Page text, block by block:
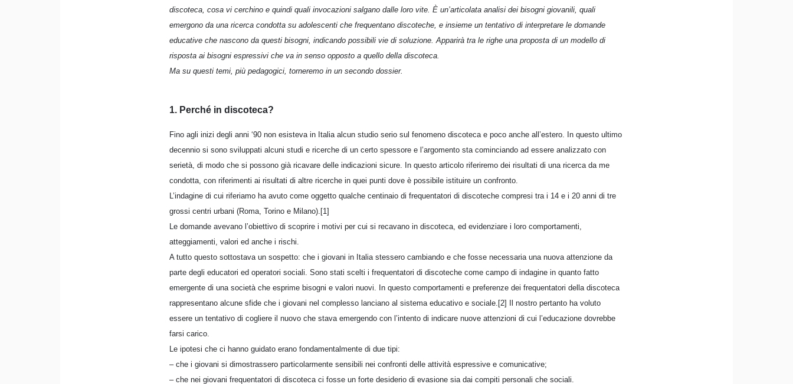
discoteca, cosa vi cerchino e quindi quali invocazioni salgano dalle loro vite. È un’articolata analisi dei bisogni giovanili, quali
emergono da una ricerca condotta su adolescenti che frequentano discoteche, e insieme un tentativo di interpretare le domande
educative che nascono da questi bisogni, indicando possibili vie di soluzione. Apparirà tra le righe una proposta di un modello di
risposta ai bisogni espressivi che va in senso opposto a quello della discoteca.
Ma su questi temi, più pedagogici, torneremo in un secondo dossier.
1. Perché in discoteca?
Fino agli inizi degli anni ‘90 non esisteva in Italia alcun studio serio sul fenomeno discoteca e poco anche all’estero. In questo ultimo
decennio si sono sviluppati alcuni studi e ricerche di un certo spessore e l’argomento sta cominciando ad essere analizzato con
serietà, di modo che si possono già ricavare delle indicazioni sicure. In questo articolo riferiremo dei risultati di una ricerca da me
condotta, con riferimenti ai risultati di altre ricerche in quei punti dove è possibile istituire un confronto.
L’indagine di cui riferiamo ha avuto come oggetto qualche centinaio di frequentatori di discoteche compresi tra i 14 e i 20 anni di tre
grossi centri urbani (Roma, Torino e Milano).[1]
Le domande avevano l’obiettivo di scoprire i motivi per cui si recavano in discoteca, ed evidenziare i loro comportamenti,
atteggiamenti, valori ed anche i rischi.
A tutto questo sottostava un sospetto: che i giovani in Italia stessero cambiando e che fosse necessaria una nuova attenzione da
parte degli educatori ed operatori sociali. Sono stati scelti i frequentatori di discoteche come campo di indagine in quanto fatto
emergente di una società che esprime bisogni e valori nuovi. In questo comportamenti e preferenze dei frequentatori della discoteca
rappresentano alcune sfide che i giovani nel complesso lanciano al sistema educativo e sociale.[2] Il nostro pertanto ha voluto
essere un tentativo di cogliere il nuovo che stava emergendo con l’intento di indicare nuove attenzioni di cui l’educazione dovrebbe
farsi carico.
Le ipotesi che ci hanno guidato erano fondamentalmente di due tipi:
– che i giovani si dimostrassero particolarmente sensibili nei confronti delle attività espressive e comunicative;
– che nei giovani frequentatori di discoteca ci fosse un forte desiderio di evasione sia dai compiti personali che sociali.